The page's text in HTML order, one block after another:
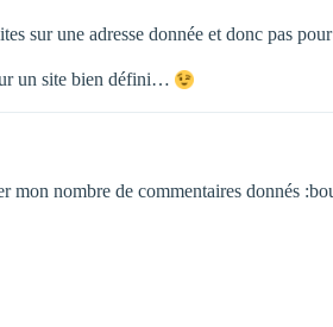
sur une adresse donnée et donc pas
un site bien défini…
nombre de commentaires donnés